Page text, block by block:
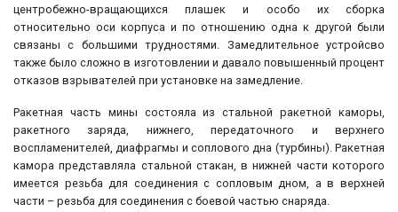
центробежно-вращающихся плашек и особо их сборка
относительно оси корпуса и по отношению одна к другой были
связаны с большими трудностями. Замедлительное устройсво
также было сложно в изготовлении и давало повышенный процент
отказов взрывателей при установке на замедление.
Ракетная часть мины состояла из стальной ракетной каморы,
ракетного заряда, нижнего, передаточного и верхнего
воспламенителей, диафрагмы и соплового дна (турбины). Ракетная
камора представляла стальной стакан, в нижней части которого
имеется резьба для соединения с сопловым дном, а в верхней
части – резьба для соединения с боевой частью снаряда.